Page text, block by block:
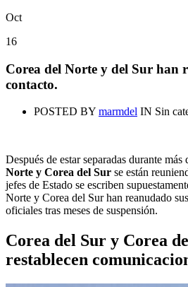
Oct
16
Corea del Norte y del Sur han
contacto.
POSTED BY marmdel IN Sin
Después de estar separadas durante más
Norte y Corea del Sur se están
jefes de Estado se escriben
Norte y Corea del Sur han reanudado
oficiales tras meses de suspensión.
Corea del Sur y Corea
restablecen